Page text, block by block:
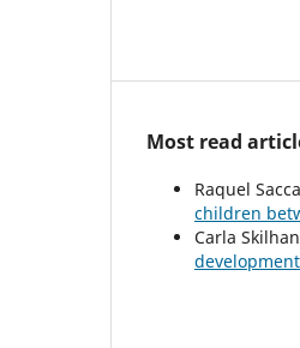
Most read
Raquel
children
Carla
development